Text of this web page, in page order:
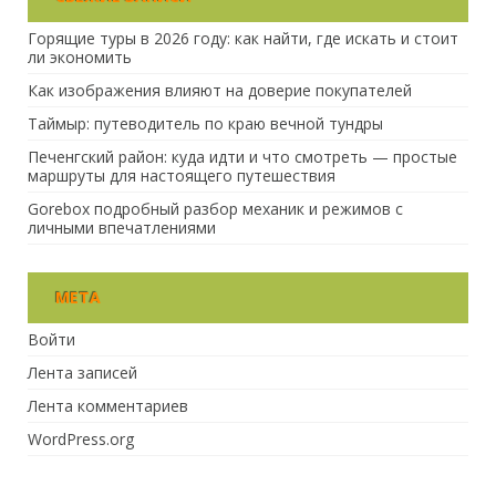
Горящие туры в 2026 году: как найти, где искать и стоит
ли экономить
Как изображения влияют на доверие покупателей
Таймыр: путеводитель по краю вечной тундры
Печенгский район: куда идти и что смотреть — простые
маршруты для настоящего путешествия
Gorebox подробный разбор механик и режимов с
личными впечатлениями
МЕТА
Войти
Лента записей
Лента комментариев
WordPress.org